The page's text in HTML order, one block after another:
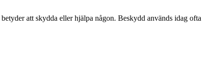
att skydda eller hjälpa någon. Beskydd används idag ofta